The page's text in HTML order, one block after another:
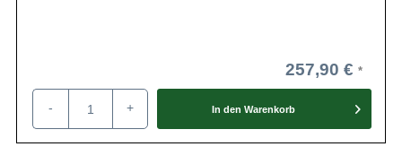
257,90 €
- + In den Warenkorb